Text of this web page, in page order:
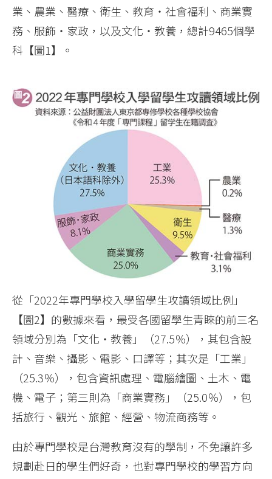
業、農業、醫療、衛生、教育‧社會福利、商業實
務、服飾‧家政，以及文化‧教養，總計9465個學
科【圖1】。
從「2022年專門學校入學留學生攻讀領域比例」
【圖2】的數據來看，最受各國留學生青睞的前三名
領域分別為「文化‧教養」（27.5％），其包含設
計、音樂、攝影、電影、口譯等；其次是「工業」
（25.3％），包含資訊處理、電腦繪圖、土木、電
機、電子；第三則為「商業實務」（25.0％），包
括旅行、觀光、旅館、經營、物流商務等。
由於專門學校是台灣教育沒有的學制，不免讓許多
規劃赴日的學生們好奇，也對專門學校的學習方向